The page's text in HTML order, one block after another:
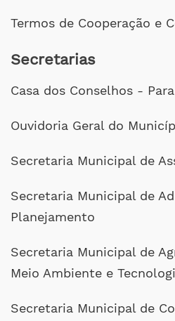
Termos de Cooperação e
Secretarias
Casa dos Conselhos -
Ouvidoria Geral do
Secretaria Municipal de
Secretaria Municipal de
Planejamento
Secretaria Municipal de
Meio Ambiente e
Secretaria Municipal de